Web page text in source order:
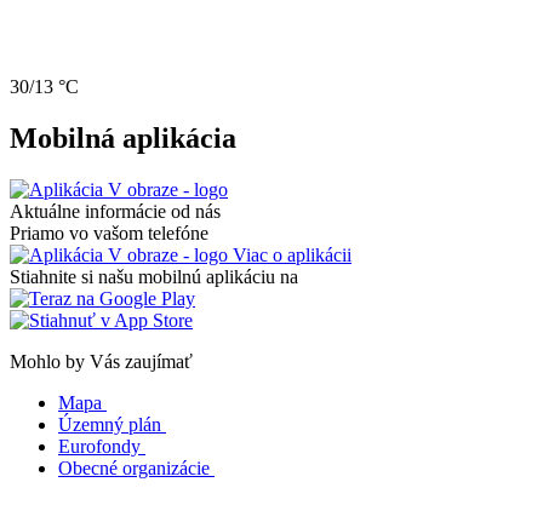
30/13 °C
Mobilná aplikácia
Aktuálne informácie od nás
Priamo vo vašom telefóne
Viac o aplikácii
Stiahnite si našu mobilnú aplikáciu na
Mohlo by Vás zaujímať
Mapa
Územný plán
Eurofondy
Obecné organizácie